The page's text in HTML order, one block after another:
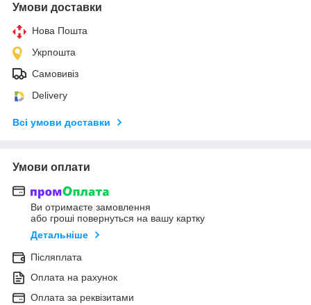
Умови доставки
Нова Пошта
Укрпошта
Самовивіз
Delivery
Всі умови доставки
Умови оплати
Ви отримаєте замовлення
або гроші повернуться на вашу картку
Детальніше
Післяплата
Оплата на рахунок
Оплата за реквізитами